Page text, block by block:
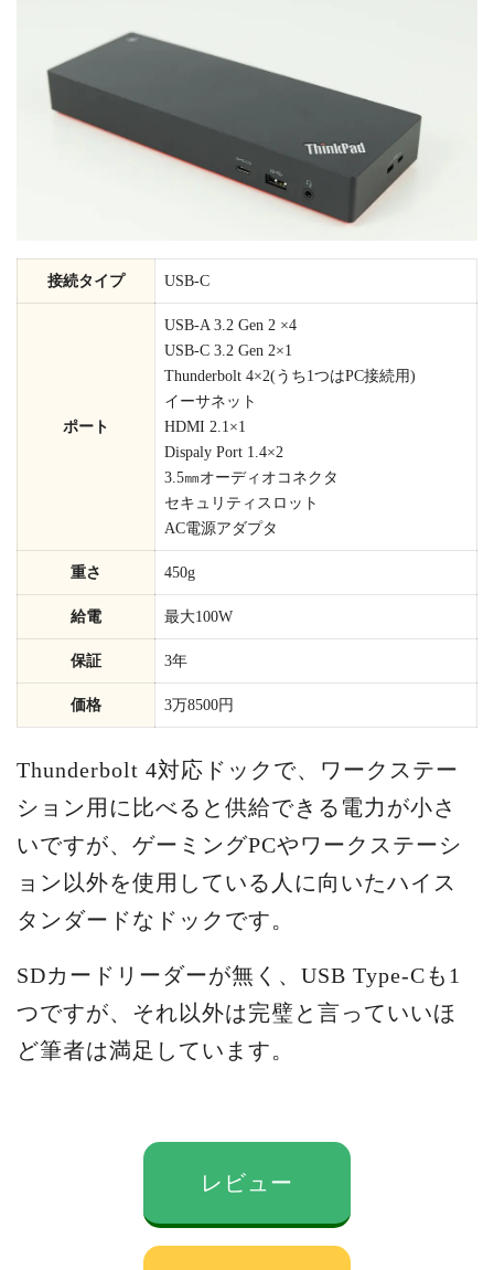
接続タイプ USB-C
ポート
USB-A 3.2 Gen 2 ×4
USB-C 3.2 Gen 2×1
Thunderbolt 4×2(うち1つはPC接続用)
イーサネット
HDMI 2.1×1
Dispaly Port 1.4×2
3.5㎜オーディオコネクタ
セキュリティスロット
AC電源アダプタ
重さ 450g
給電 最大100W
保証 3年
価格 3万8500円
Thunderbolt 4対応ドックで、ワークステー
ション用に比べると供給できる電力が小さ
いですが、ゲーミングPCやワークステーシ
ョン以外を使用している人に向いたハイス
タンダードなドックです。
SDカードリーダーが無く、USB Type-Cも1
つですが、それ以外は完璧と言っていいほ
ど筆者は満足しています。
レビュー